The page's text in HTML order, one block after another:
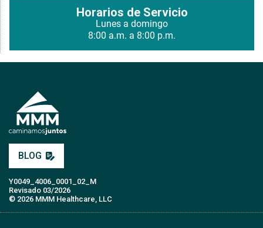
Horarios de Servicio
Lunes a domingo
8:00 a.m. a 8:00 p.m.
BLOG
Y0049_4006_0001_02_M
Revisado 03/2026
© 2026 MMM Healthcare, LLC